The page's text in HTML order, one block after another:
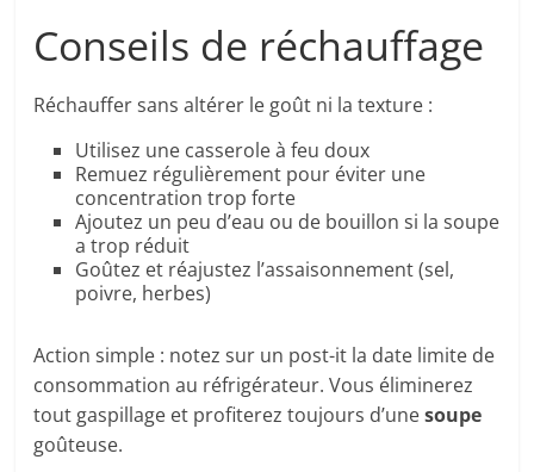
Conseils de réchauffage
Réchauffer sans altérer le goût ni la texture :
Utilisez une casserole à feu doux
Remuez régulièrement pour éviter une
concentration trop forte
Ajoutez un peu d’eau ou de bouillon si la soupe
a trop réduit
Goûtez et réajustez l’assaisonnement (sel,
poivre, herbes)
Action simple : notez sur un post-it la date limite de
consommation au réfrigérateur. Vous éliminerez
tout gaspillage et profiterez toujours d’unesoupe
goûteuse.